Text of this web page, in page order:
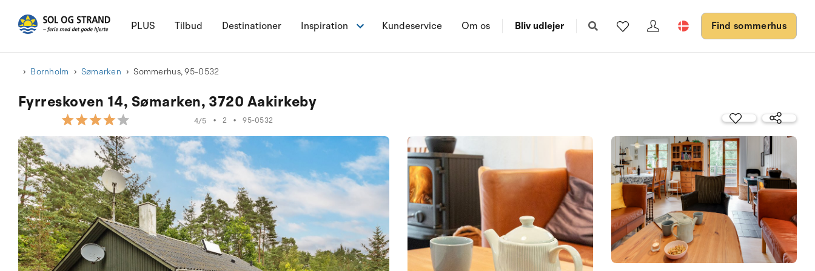
PLUS Tilbud Destinationer Inspiration Kundeservice Om os Bliv udlejer Find sommerhus
Bornholm Sømarken Sommerhus, 95-0532
Fyrreskoven 14, Sømarken, 3720 Aakirkeby
4/5 • 2 • 95-0532